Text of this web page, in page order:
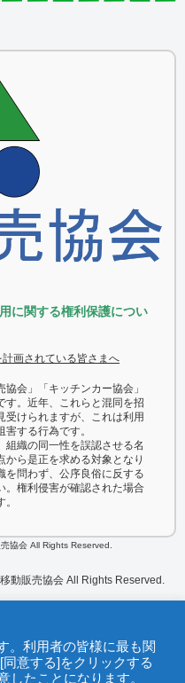
に関する権利保護につい
画されている皆さまへ
会」「キッチンカー協会」
す。近年、これらと混同を招
受けられますが、これは利用
する行為です。
組織の同一性を誤認させる名
ら是正を求める対象となり
を問わず、公序良俗に反する
。権利侵害が確認された場合
協会 All Rights Reserved.
販売協会 All Rights Reserved.
。利用者の皆様に最も関
意する]をクリックする
したことになります。